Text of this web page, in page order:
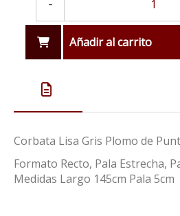
Añadir al carrito
Corbata Lisa Gris Plomo de
Formato Recto, Pala Estrecha,
Medidas Largo 145cm Pala 5cm